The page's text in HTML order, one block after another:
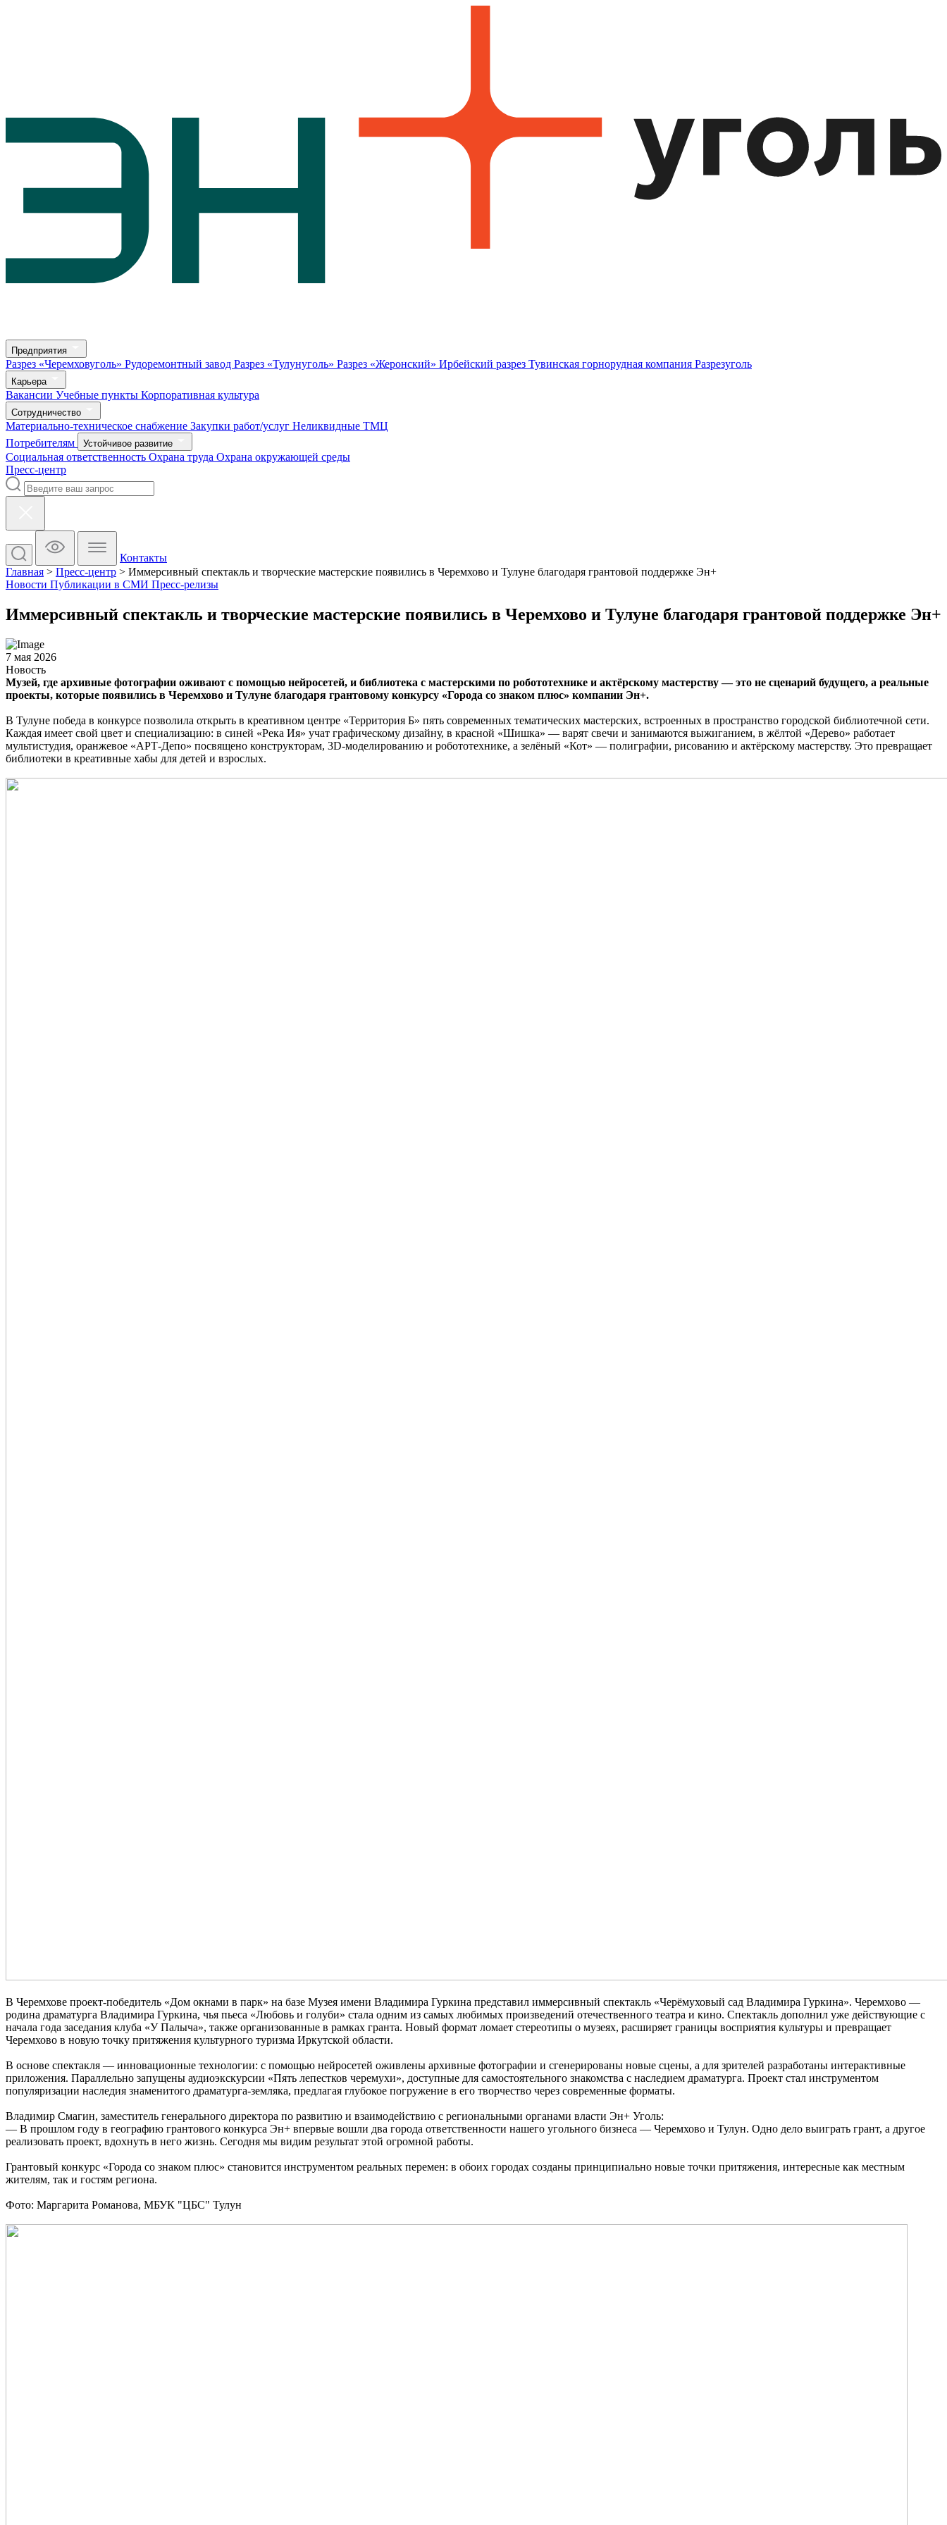
Предприятия
Разрез «Черемховуголь» Рудоремонтный завод Разрез «Тулунуголь» Разрез «Жеронский» Ирбейский разрез Тувинская горнорудная компания Разрезуголь
Карьера
Вакансии Учебные пункты Корпоративная культура
Сотрудничество
Материально-техническое снабжение Закупки работ/услуг Неликвидные ТМЦ
Потребителям
Устойчивое развитие
Социальная ответственность Охрана труда Охрана окружающей среды
Пресс-центр
Контакты
Главная > Пресс-центр > Иммерсивный спектакль и творческие мастерские появились в Черемхово и Тулуне благодаря грантовой поддержке Эн+
Новости Публикации в СМИ Пресс-релизы
Иммерсивный спектакль и творческие мастерские появились в Черемхово и Тулуне благодаря грантовой поддержке Эн+
7 мая 2026
Новость
Музей, где архивные фотографии оживают с помощью нейросетей, и библиотека с мастерскими по робототехнике и актёрскому мастерству — это не сценарий будущего, а реальные
проекты, которые появились в Черемхово и Тулуне благодаря грантовому конкурсу «Города со знаком плюс» компании Эн+.
В Тулуне победа в конкурсе позволила открыть в креативном центре «Территория Б» пять современных тематических мастерских, встроенных в пространство городской библиотечной сети.
Каждая имеет свой цвет и специализацию: в синей «Река Ия» учат графическому дизайну, в красной «Шишка» — варят свечи и занимаются выжиганием, в жёлтой «Дерево» работает
мультистудия, оранжевое «АРТ-Депо» посвящено конструкторам, 3D-моделированию и робототехнике, а зелёный «Кот» — полиграфии, рисованию и актёрскому мастерству. Это превращает
библиотеки в креативные хабы для детей и взрослых.
В Черемхове проект-победитель «Дом окнами в парк» на базе Музея имени Владимира Гуркина представил иммерсивный спектакль «Черёмуховый сад Владимира Гуркина». Черемхово —
родина драматурга Владимира Гуркина, чья пьеса «Любовь и голуби» стала одним из самых любимых произведений отечественного театра и кино. Спектакль дополнил уже действующие с
начала года заседания клуба «У Палыча», также организованные в рамках гранта. Новый формат ломает стереотипы о музеях, расширяет границы восприятия культуры и превращает
Черемхово в новую точку притяжения культурного туризма Иркутской области.
В основе спектакля — инновационные технологии: с помощью нейросетей оживлены архивные фотографии и сгенерированы новые сцены, а для зрителей разработаны интерактивные
приложения. Параллельно запущены аудиоэкскурсии «Пять лепестков черемухи», доступные для самостоятельного знакомства с наследием драматурга. Проект стал инструментом
популяризации наследия знаменитого драматурга-земляка, предлагая глубокое погружение в его творчество через современные форматы.
Владимир Смагин, заместитель генерального директора по развитию и взаимодействию с региональными органами власти Эн+ Уголь:
— В прошлом году в географию грантового конкурса Эн+ впервые вошли два города ответственности нашего угольного бизнеса — Черемхово и Тулун. Одно дело выиграть грант, а другое
реализовать проект, вдохнуть в него жизнь. Сегодня мы видим результат этой огромной работы.
Грантовый конкурс «Города со знаком плюс» становится инструментом реальных перемен: в обоих городах созданы принципиально новые точки притяжения, интересные как местным
жителям, так и гостям региона.
Фото: Маргарита Романова, МБУК "ЦБС" Тулун